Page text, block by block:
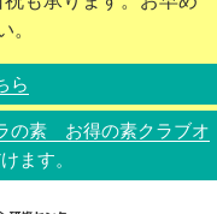
。
ら
の素 お得の素クラブオ
ます。